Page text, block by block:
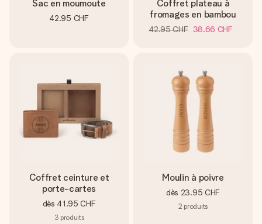
Sac en moumoute
42.95 CHF
Coffret plateau à
fromages en bambou
42.95 CHF 38.66 CHF
Coffret ceinture et
porte-cartes
dès 41.95 CHF
3 produits
Moulin à poivre
dès 23.95 CHF
2 produits